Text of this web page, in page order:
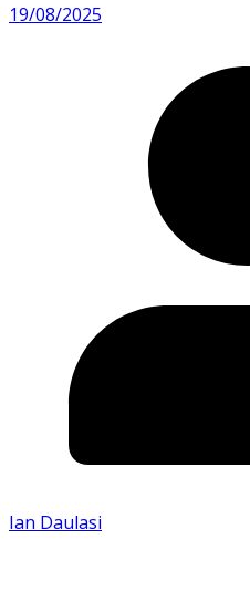
19/08/2025
Ian Daulasi